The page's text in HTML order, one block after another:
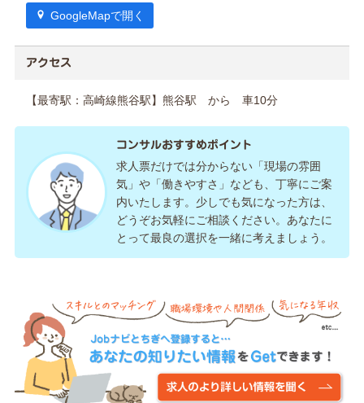
GoogleMapで開く
アクセス
【最寄駅：高崎線熊谷駅】熊谷駅 から 車10分
コンサルおすすめポイント
求人票だけでは分からない「現場の雰囲
気」や「働きやすさ」なども、丁寧にご案
内いたします。少しでも気になった方は、
どうぞお気軽にご相談ください。あなたに
とって最良の選択を一緒に考えましょう。